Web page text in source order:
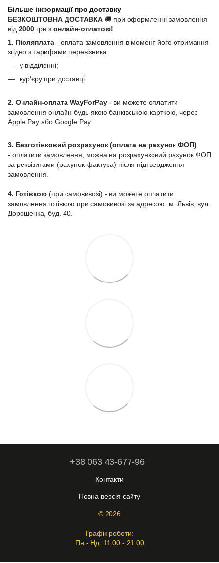
Більше інформації про доставку
БЕЗКОШТОВНА ДОСТАВКА 🚚 при оформленні замовлення
від 2000 грн з онлайн-оплатою!
1. Післяплата - оплата замовлення в момент його отримання
згідно з тарифами перевізника:
у відділенні;
кур'єру при доставці.
2. Онлайн-оплата WayForPay - ви можете оплатити
замовлення онлайн будь-якою банківською карткою, через
Apple Pay або Google Pay.
3. Безготівковий розрахунок (оплата на рахунок ФОП)
- оплатити замовлення, можна на розрахунковий рахунок ФОП
за реквізитами (рахунок-фактура) після підтвердження
замовлення.
4. Готівкою (при самовивозі) - ви можете оплатити
замовлення готівкою при самовивозі за адресою: м. Львів, вул.
Дорошенка, буд. 40.
+38 063 43-677-96
Контакти
Повна версія сайту
© 2026
Графік роботи:
Пн - Нд: 11:00 - 21:00